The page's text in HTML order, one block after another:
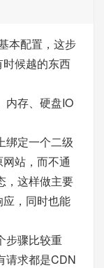
本配置，这步
候越的东西
内存、硬盘IO
绑定一个二级
站，而不通
，这样做主要
，同时也能
步骤比较重
请求都是CDN